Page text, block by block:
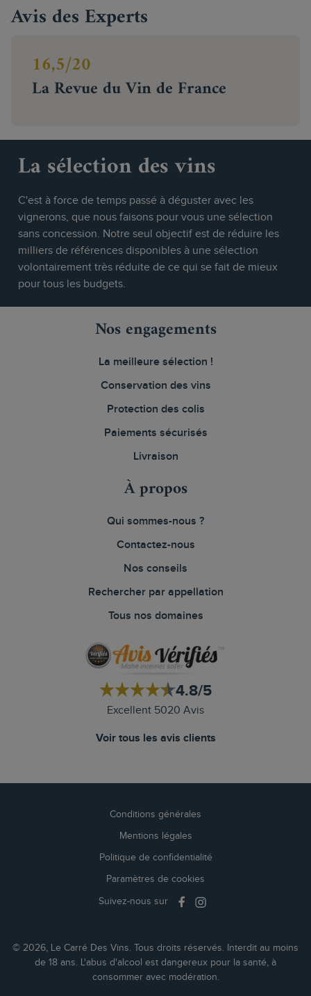
Avis des Experts
16,5/20
La Revue du Vin de France
La sélection des vins
C'est à force de temps passé à déguster avec les
vignerons, que nous faisons pour vous une sélection
sans concession. Notre seul objectif est de réduire les
milliers de références disponibles à une sélection
volontairement très réduite de ce qui se fait de mieux
pour tous les budgets.
Nos engagements
La meilleure sélection !
Conservation des vins
Protection des colis
Paiements sécurisés
Livraison
À propos
Qui sommes-nous ?
Contactez-nous
Nos conseils
Rechercher par appellation
Tous nos domaines
4.8/5
Excellent 5020 Avis
Voir tous les avis clients
Conditions générales
Mentions légales
Politique de confidentialité
Paramètres de cookies
Suivez-nous sur
© 2026, Le Carré Des Vins. Tous droits réservés. Interdit au moins
de 18 ans. L'abus d'alcool est dangereux pour la santé, à
consommer avec modération.